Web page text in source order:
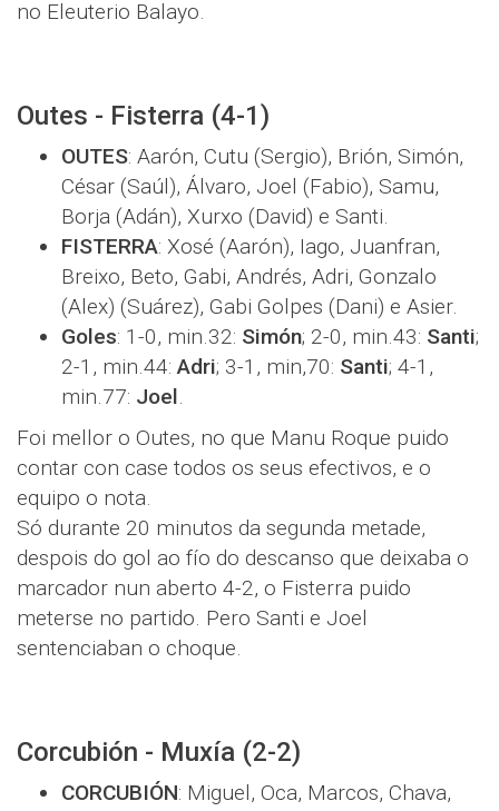
no Eleuterio Balayo.
Outes - Fisterra (4-1)
OUTES: Aarón, Cutu (Sergio), Brión, Simón,
César (Saúl), Álvaro, Joel (Fabio), Samu,
Borja (Adán), Xurxo (David) e Santi.
FISTERRA: Xosé (Aarón), Iago, Juanfran,
Breixo, Beto, Gabi, Andrés, Adri, Gonzalo
(Alex) (Suárez), Gabi Golpes (Dani) e Asier.
Goles: 1-0, min.32: Simón; 2-0, min.43: Santi;
2-1, min.44:Adri; 3-1, min,70: Santi; 4-1,
min.77: Joel.
Foi mellor o Outes, no que Manu Roque puido
contar con case todos os seus efectivos, e o
equipo o nota.
Só durante 20 minutos da segunda metade,
despois do gol ao fío do descanso que deixaba o
marcador nun aberto 4-2, o Fisterra puido
meterse no partido. Pero Santi e Joel
sentenciaban o choque.
Corcubión - Muxía (2-2)
CORCUBIÓN: Miguel, Oca, Marcos, Chava,